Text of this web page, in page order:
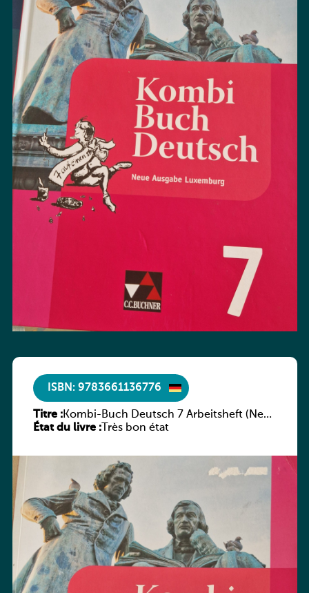
ISBN: 9783661136776
Titre :Kombi-Buch Deutsch 7 Arbeitsheft (Neue
Ausgabe Luxemburg)
État du livre :Très bon état